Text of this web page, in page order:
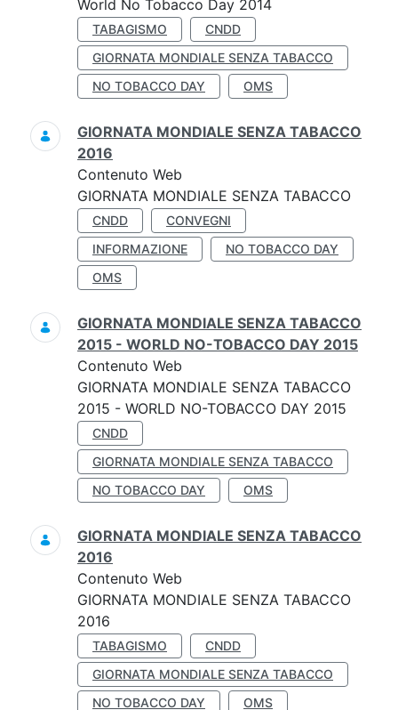
World No Tobacco Day 2014
TABAGISMO
CNDD
GIORNATA MONDIALE SENZA TABACCO
NO TOBACCO DAY
OMS
GIORNATA MONDIALE SENZA TABACCO
2016
Contenuto Web
GIORNATA MONDIALE SENZA TABACCO
CNDD
CONVEGNI
INFORMAZIONE
NO TOBACCO DAY
OMS
GIORNATA MONDIALE SENZA TABACCO
2015 - WORLD NO-TOBACCO DAY 2015
Contenuto Web
GIORNATA MONDIALE SENZA TABACCO
2015 - WORLD NO-TOBACCO DAY 2015
CNDD
GIORNATA MONDIALE SENZA TABACCO
NO TOBACCO DAY
OMS
GIORNATA MONDIALE SENZA TABACCO
2016
Contenuto Web
GIORNATA MONDIALE SENZA TABACCO
2016
TABAGISMO
CNDD
GIORNATA MONDIALE SENZA TABACCO
NO TOBACCO DAY
OMS